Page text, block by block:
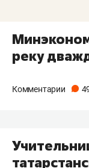
реку
Комментарии